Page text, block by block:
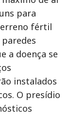
para
fértil
a doença se
instalados
O presídio